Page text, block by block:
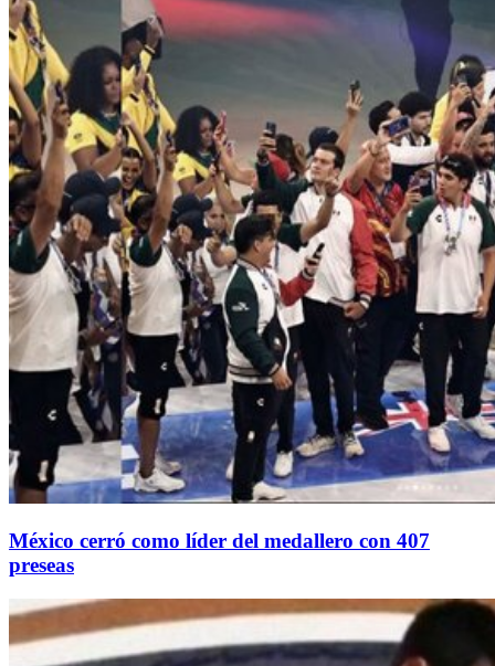
México cerró como líder del medallero con 407
preseas